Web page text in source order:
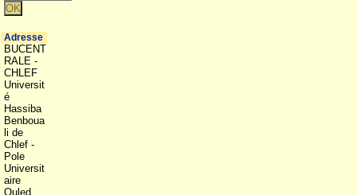
Adresse
BUCENT
RALE -
CHLEF
Universit
é
Hassiba
Benboua
li de
Chlef -
Pole
Universit
aire
Ouled